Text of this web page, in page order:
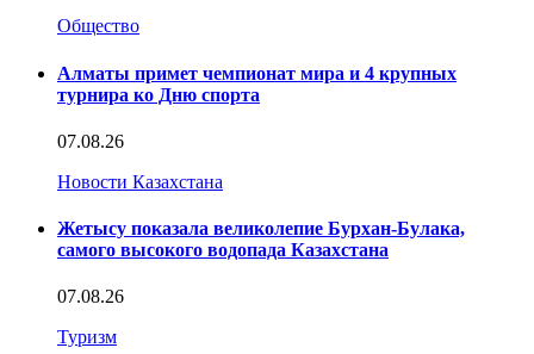
Общество
Алматы примет чемпионат мира и 4 крупных
турнира ко Дню спорта
07.08.26
Новости Казахстана
Жетысу показала великолепие Бурхан-Булака,
самого высокого водопада Казахстана
07.08.26
Туризм